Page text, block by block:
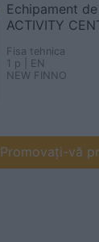
Echipament
ACTIVITY
Fisa tehnica
1 p | EN
NEW FINNO
Promovați-vă